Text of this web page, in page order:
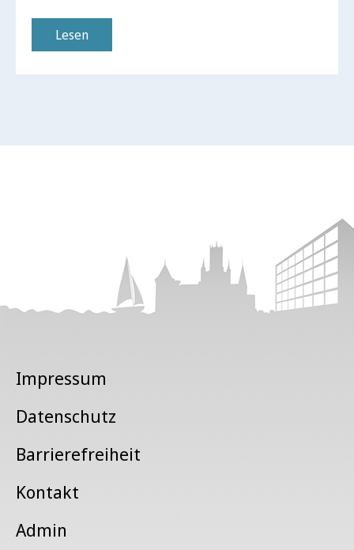
Lesen
Impressum
Datenschutz
Barrierefreiheit
Kontakt
Admin